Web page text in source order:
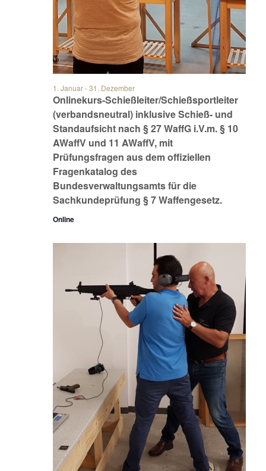
Onlinekurs-Schießleiter/Schießsportleiter
(verbandsneutral) inklusive Schieß- und
Standaufsicht nach § 27 WaffG i.V.m. § 10
AWaffV und 11 AWaffV, mit
Prüfungsfragen aus dem offiziellen
Fragenkatalog des
Bundesverwaltungsamts für die
Sachkundeprüfung § 7 Waffengesetz.
1. Januar-31. Dezember
Online